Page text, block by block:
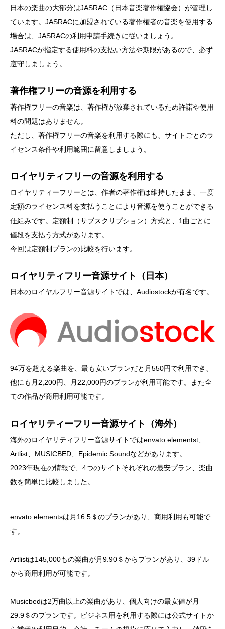
日本の楽曲の大部分はJASRAC（日本音楽著作権協会）が管理し
ています。JASRACに加盟されている著作権者の音楽を使用する
場合は、JASRACの利用申請手続きに従いましょう。
JASRACが指定する使用料の支払い方法や期限があるので、必ず
遵守しましょう。
著作権フリーの音源を利用する
著作権フリーの音楽は、著作権が放棄されているため許諾や使用
料の問題はありません。
ただし、著作権フリーの音楽を利用する際にも、サイトごとのラ
イセンス条件や利用範囲に留意しましょう。
ロイヤリティフリーの音源を利用する
ロイヤリティーフリーとは、作者の著作権は維持したまま、一度
定額のライセンス料を支払うことにより音源を使うことができる
仕組みです。定額制（サブスクリプション）方式と、1曲ごとに
値段を支払う方式があります。
今回は定額制プランの比較を行います。
ロイヤリティフリー音源サイト（日本）
日本のロイヤルフリー音源サイトでは、Audiostockが有名です。
94万を超える楽曲を、最も安いプランだと月550円で利用でき、
他にも月2,200円、月22,000円のプランが利用可能です。また全
ての作品が商用利用可能です。
ロイヤリティーフリー音源サイト（海外）
海外のロイヤリティフリー音源サイトではenvato elementst、
Artlist、MUSICBED、Epidemic Soundなどがあります。
2023年現在の情報で、4つのサイトそれぞれの最安プラン、楽曲
数を簡単に比較しました。
envato elementsは月16.5＄のプランがあり、商用利用も可能で
す。
Artlistは145,000もの楽曲が月9.90＄からプランがあり、39ドル
から商用利用が可能です。
Musicbedは2万曲以上の楽曲があり、個人向けの最安値が月
29.9＄のプランです。ビジネス用を利用する際には公式サイトか